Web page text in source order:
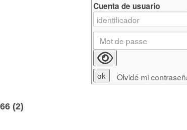
(2)
Cuenta de usuario
Olvidé mi